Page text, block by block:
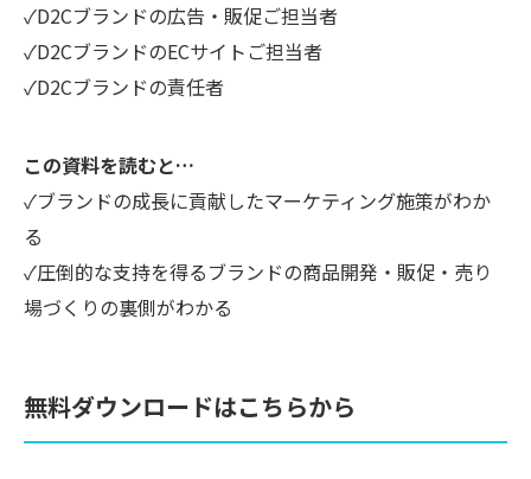
✓D2Cブランドの広告・販促ご担当者
✓D2CブランドのECサイトご担当者
✓D2Cブランドの責任者
この資料を読むと…
✓ブランドの成長に貢献したマーケティング施策がわか
る
✓圧倒的な支持を得るブランドの商品開発・販促・売り
場づくりの裏側がわかる
無料ダウンロードはこちらから